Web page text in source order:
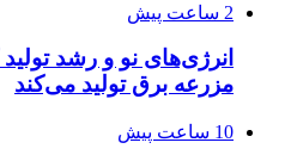
2 ساعت پیش
انرژی‌های نو و رشد
مزرعه‌ برق تولید می‌کند
10 ساعت پیش